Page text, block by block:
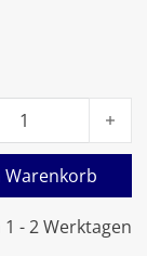
- 2 Werktagen
Steckverbinder
Warenkorb